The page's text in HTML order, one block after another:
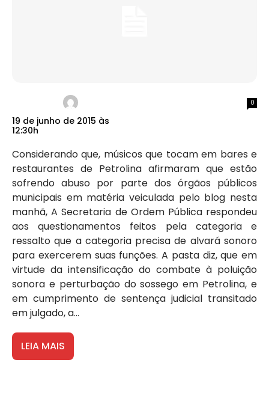
19 de junho de 2015 às
12:30h
0
Considerando que, músicos que tocam em bares e
restaurantes de Petrolina afirmaram que estão
sofrendo abuso por parte dos órgãos públicos
municipais em matéria veiculada pelo blog nesta
manhã, A Secretaria de Ordem Pública respondeu
aos questionamentos feitos pela categoria e
ressalto que a categoria precisa de alvará sonoro
para exercerem suas funções. A pasta diz, que em
virtude da intensificação do combate à poluição
sonora e perturbação do sossego em Petrolina, e
em cumprimento de sentença judicial transitado
em julgado, a...
LEIA MAIS